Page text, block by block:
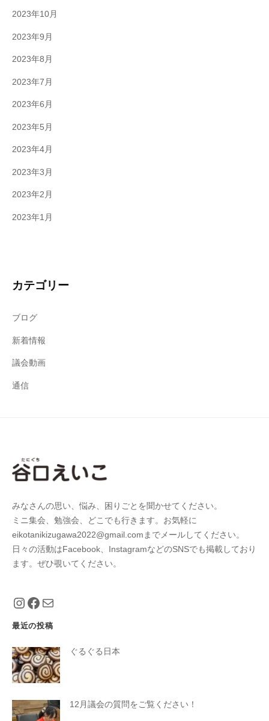
2023年10月
2023年9月
2023年8月
2023年7月
2023年6月
2023年5月
2023年4月
2023年3月
2023年2月
2023年1月
カテゴリー
ブログ
新着情報
議会動画
通信
みなさんの思い、悩み、困りごとを聞かせてください。
ミニ集会、勉強会、どこでも行きます。お気軽に
eikotanikizugawa2022@gmail.comまでメールしてください。
日々の活動はFacebook、InstagramなどのSNSでも掲載しており
ます。ぜひ覗いてください。
https://www.instagram.com/
https://www.facebook.com/
メール
最近の投稿
ぐるぐる日本
12月議会の質問をご覧ください！